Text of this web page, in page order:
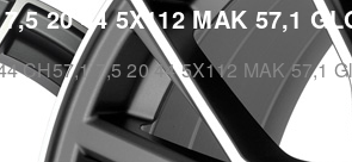
20 44 5X112 MAK 57,1
CH57,1 7,5 20 44 5X112 MAK 57,1